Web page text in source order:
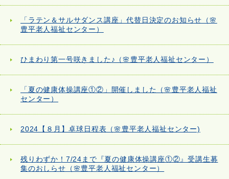
「ラテン＆サルサダンス講座」代替日決定のお知らせ（🌸
豊平老人福祉センター）
ひまわり第一号咲きました♪（🌸豊平老人福祉センター）
「夏の健康体操講座①②」開催しました（🌸豊平老人福祉
センター）
2024【８月】卓球日程表（🌸豊平老人福祉センター)
残りわずか！7/24まで『夏の健康体操講座①②』受講生募
集のおしらせ（🌸豊平老人福祉センター）